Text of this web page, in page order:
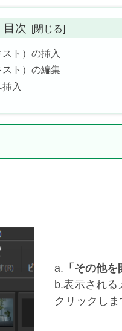
目次
ト）の挿入
ト）の編集
入
a. 「その他を
b.表示される
クリックしま